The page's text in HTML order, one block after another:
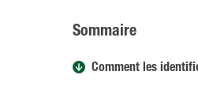
Sommaire
Comment les